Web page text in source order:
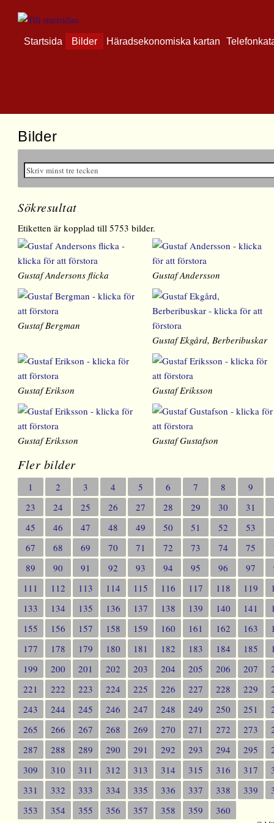
Startsida Bilder Häradsekonomiska kartan
Bilder
Sökresultat
Etiketten är kopplad till 5753 bilder.
Gustaf Andersons flicka Gustaf Andersson
Gustaf Bergman
Gustaf Ekgård, Berberibuskar
Gustaf Erikson Gustaf Eriksson
Gustaf Eriksson Gustaf Gustafson
Fler bilder
1 2 3 4 5 6 7 8 9
23
24 25 26 27 28 29 30 31
45
46 47 48 49 50 51 52 53
67
68 69 70 71 72 73 74 75
89
90 91 92 93 94 95 96 97
111
112 113 114 115 116 117 118 119
133
134 135 136 137 138 139 140 141
155
156 157 158 159 160 161 162 163
177
178 179 180 181 182 183 184 185
199
200 201 202 203 204 205 206 207
221
222 223 224 225 226 227 228 229
243
244 245 246 247 248 249 250 251
265
266 267 268 269 270 271 272 273
287
288 289 290 291 292 293 294 295
309
310 311 312 313 314 315 316 317
331
332 333 334 335 336 337 338 339
353
354 355 356 357 358 359 360